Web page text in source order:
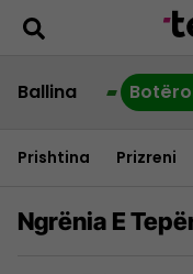
Ballina
Prishtina Prizreni
Ngrënia E